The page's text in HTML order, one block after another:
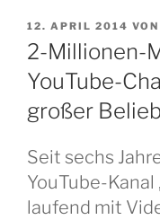
VERÖFFENTLICHT
AM
12. APRIL 2014 VON
2-Millionen-
YouTube-
großer
Seit sechs
YouTube-
laufend mit